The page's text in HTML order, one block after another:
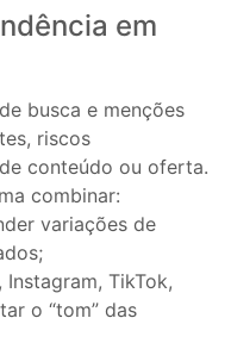
em
busca e menções
riscos
conteúdo ou oferta.
combinar:
variações de
Instagram, TikTok,
o “tom” das